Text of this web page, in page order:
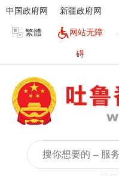
中国政府网 新疆政府网
繁體 网站无障
碍